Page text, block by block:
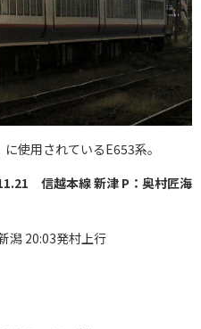
使用されているE653系。
信越本線 新津 P：奥村匠海
潟 20:03発村上行